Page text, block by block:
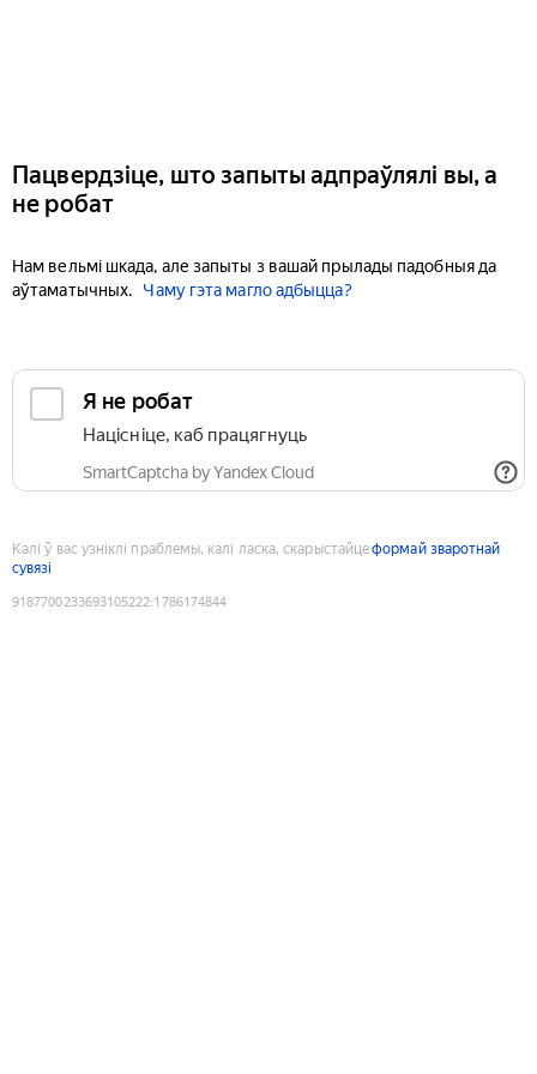
Пацвердзіце, што запыты адпраўлялі вы, а
не робат
Нам вельмі шкада, але запыты з вашай прылады падобныя да
аўтаматычных.
Чаму гэта магло адбыцца?
Я не робат
Націсніце, каб працягнуць
SmartCaptcha by Yandex Cloud
Калі ў вас узніклі праблемы, калі ласка, скарыстайцеформай зваротнай
сувязі
9187700233693105222:1786174844